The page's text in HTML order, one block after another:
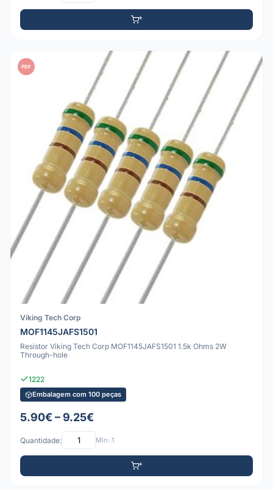
PDF
Viking Tech Corp
MOF1145JAFS1501
Resistor Viking Tech Corp MOF1145JAFS1501 1.5k Ohms 2W
Through-hole
1222
Embalagem com 100 peças
5.90€ – 9.25€
Quantidade: Mín: 1